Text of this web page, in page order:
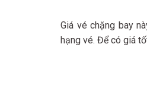
Giá vé chặng bay
hạng vé. Để có giá